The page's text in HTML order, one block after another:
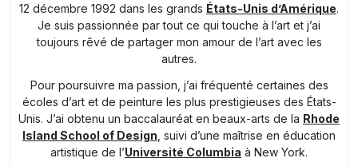
12 décembre 1992 dans les grands États-Unis d’Amérique.
Je suis passionnée par tout ce qui touche à l’art et j’ai
toujours rêvé de partager mon amour de l’art avec les
autres.
Pour poursuivre ma passion, j’ai fréquenté certaines des
écoles d’art et de peinture les plus prestigieuses des États-
Unis. J’ai obtenu un baccalauréat en beaux-arts de la Rhode
Island School of Design , suivi d’une maîtrise en éducation
artistique de l’Université Columbia à New York.